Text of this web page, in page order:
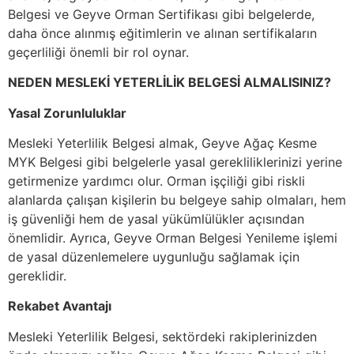
Belgesi ve Geyve Orman Sertifikası gibi belgelerde,
daha önce alınmış eğitimlerin ve alınan sertifikaların
geçerliliği önemli bir rol oynar.
NEDEN MESLEKİ YETERLİLİK BELGESİ ALMALISINIZ?
Yasal Zorunluluklar
Mesleki Yeterlilik Belgesi almak, Geyve Ağaç Kesme
MYK Belgesi gibi belgelerle yasal gerekliliklerinizi yerine
getirmenize yardımcı olur. Orman işçiliği gibi riskli
alanlarda çalışan kişilerin bu belgeye sahip olmaları, hem
iş güvenliği hem de yasal yükümlülükler açısından
önemlidir. Ayrıca, Geyve Orman Belgesi Yenileme işlemi
de yasal düzenlemelere uygunluğu sağlamak için
gereklidir.
Rekabet Avantajı
Mesleki Yeterlilik Belgesi, sektördeki rakiplerinizden